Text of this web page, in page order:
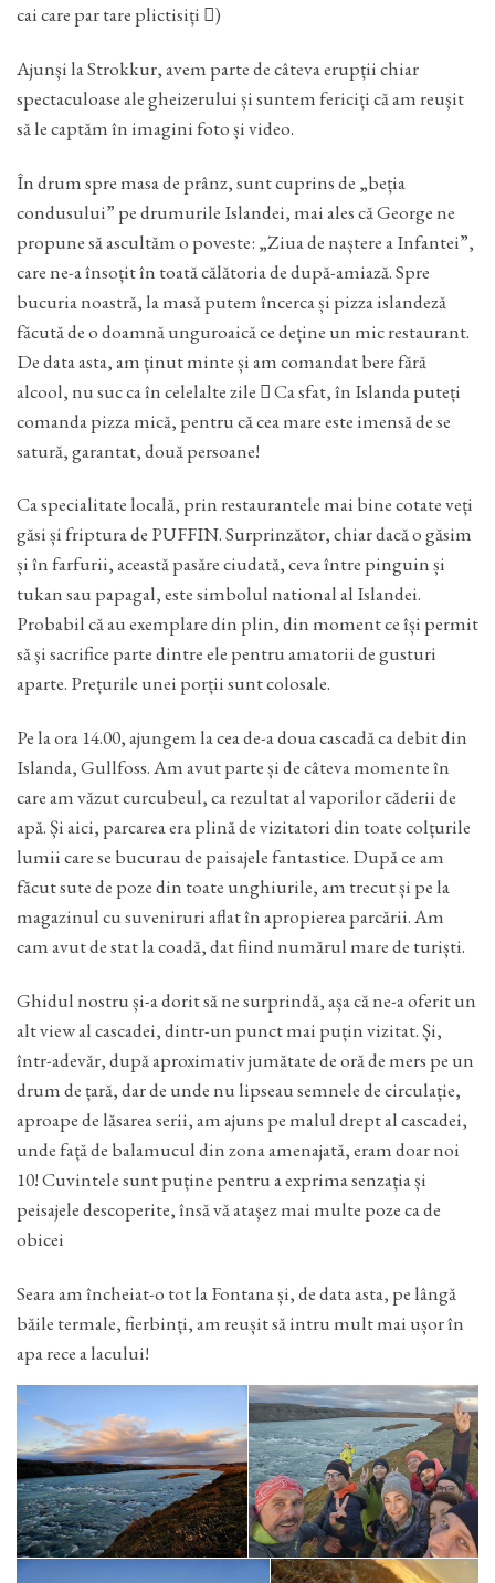
cai care par tare plictisiți )
Ajunși la Strokkur, avem parte de câteva erupții chiar
spectaculoase ale gheizerului și suntem fericiți că am reușit
să le captăm în imagini foto și video.
În drum spre masa de prânz, sunt cuprins de „beția
condusului” pe drumurile Islandei, mai ales că George ne
propune să ascultăm o poveste: „Ziua de naștere a Infantei”,
care ne-a însoțit în toată călătoria de după-amiază. Spre
bucuria noastră, la masă putem încerca și pizza islandeză
făcută de o doamnă unguroaică ce deține un mic restaurant.
De data asta, am ținut minte și am comandat bere fără
alcool, nu suc ca în celelalte zile  Ca sfat, în Islanda puteți
comanda pizza mică, pentru că cea mare este imensă de se
satură, garantat, două persoane!
Ca specialitate locală, prin restaurantele mai bine cotate veți
găsi și friptura de PUFFIN. Surprinzător, chiar dacă o găsim
și în farfurii, această pasăre ciudată, ceva între pinguin și
tukan sau papagal, este simbolul national al Islandei.
Probabil că au exemplare din plin, din moment ce își permit
să și sacrifice parte dintre ele pentru amatorii de gusturi
aparte. Prețurile unei porții sunt colosale.
Pe la ora 14.00, ajungem la cea de-a doua cascadă ca debit din
Islanda, Gullfoss. Am avut parte și de câteva momente în
care am văzut curcubeul, ca rezultat al vaporilor căderii de
apă. Și aici, parcarea era plină de vizitatori din toate colțurile
lumii care se bucurau de paisajele fantastice. După ce am
făcut sute de poze din toate unghiurile, am trecut și pe la
magazinul cu suveniruri aflat în apropierea parcării. Am
cam avut de stat la coadă, dat fiind numărul mare de turiști.
Ghidul nostru și-a dorit să ne surprindă, așa că ne-a oferit un
alt view al cascadei, dintr-un punct mai puțin vizitat. Și,
într-adevăr, după aproximativ jumătate de oră de mers pe un
drum de țară, dar de unde nu lipseau semnele de circulație,
aproape de lăsarea serii, am ajuns pe malul drept al cascadei,
unde față de balamucul din zona amenajată, eram doar noi
10! Cuvintele sunt puține pentru a exprima senzația și
peisajele descoperite, însă vă atașez mai multe poze ca de
obicei
Seara am încheiat-o tot la Fontana și, de data asta, pe lângă
băile termale, fierbinți, am reușit să intru mult mai ușor în
apa rece a lacului!